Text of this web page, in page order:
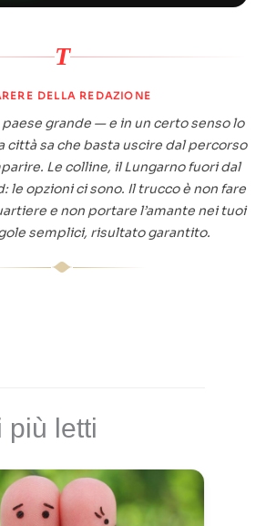
T
DELLA REDAZIONE
grande — e in un certo senso lo
città sa che basta uscire dal percorso
Le colline, il Lungarno fuori dal
le opzioni ci sono. Il trucco è non fare
e non portare l’amante nei tuoi
semplici, risultato garantito.
più letti